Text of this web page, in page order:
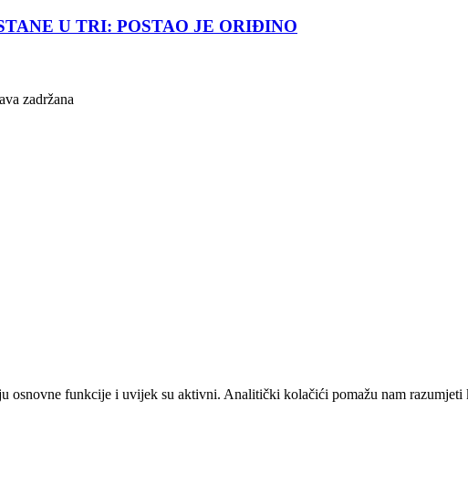
U TRI: POSTAO JE ORIĐINO
zadržana
osnovne funkcije i uvijek su aktivni. Analitički kolačići pomažu nam